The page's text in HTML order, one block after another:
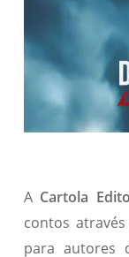
A Cartola
contos
para autores